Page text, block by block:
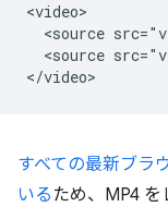
<video>
<source
<source
すべての最新ブラ
いる ため、MP4